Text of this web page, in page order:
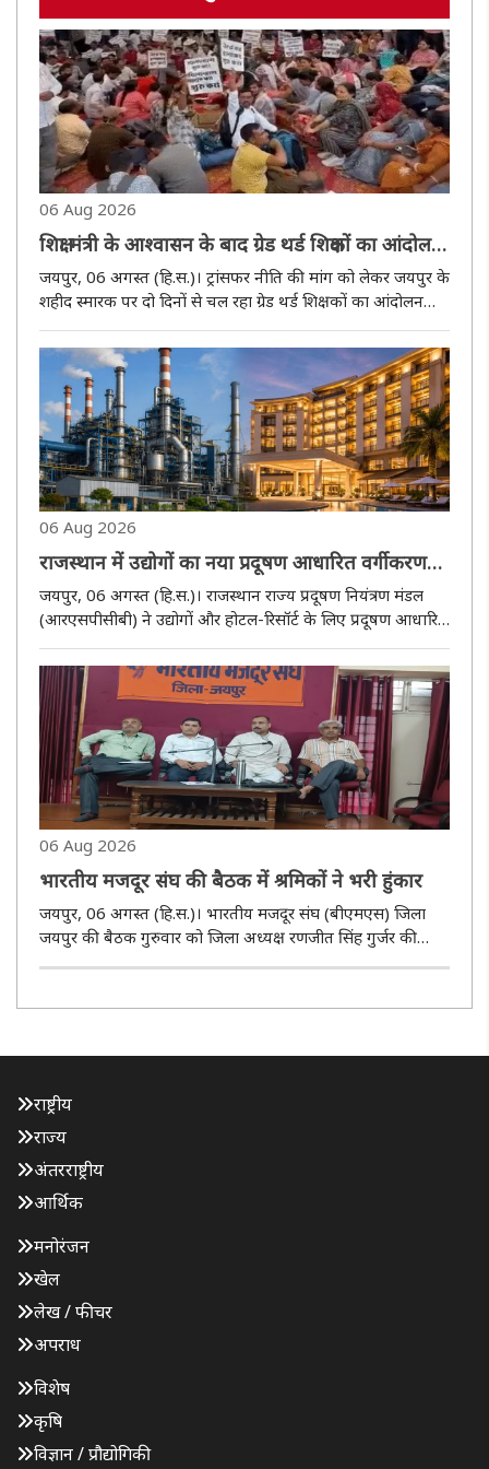
06 Aug 2026
शिक्षा मंत्री के आश्वासन के बाद ग्रेड थर्ड शिक्षकों का आंदोलन
समाप्त
जयपुर, 06 अगस्त (हि.स.)। ट्रांसफर नीति की मांग को लेकर जयपुर के
शहीद स्मारक पर दो दिनों से चल रहा ग्रेड थर्ड शिक्षकों का आंदोलन
गया। मंत्री ने प्रतिनिधिमंडल के साथ हुई वार्ता में ग्रे..
06 Aug 2026
राजस्थान में उद्योगों का नया प्रदूषण आधारित वर्गीकरण
लागू
जयपुर, 06 अगस्त (हि.स.)। राजस्थान राज्य प्रदूषण नियंत्रण मंडल
(आरएसपीसीबी) ने उद्योगों और होटल-रिसॉर्ट के लिए प्रदूषण आधारित
ऑरेंज, ग्रीन और ब्ल्यू श्रेणियों में रखा जाएगा, जिससे पर्याव..
06 Aug 2026
भारतीय मजदूर संघ की बैठक में श्रमिकों ने भरी हुंकार
जयपुर, 06 अगस्त (हि.स.)। भारतीय मजदूर संघ (बीएमएस) जिला
जयपुर की बैठक गुरुवार को जिला अध्यक्ष रणजीत सिंह गुर्जर की
वरिष्ठ राष्ट..
राष्ट्रीय
राज्य
अंतरराष्ट्रीय
आर्थिक
मनोरंजन
खेल
लेख / फीचर
अपराध
विशेष
कृषि
विज्ञान / प्रौद्योगिकी